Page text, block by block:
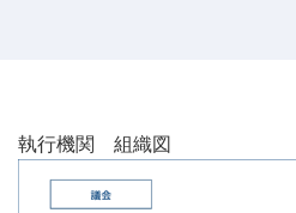
執行機関 組織図